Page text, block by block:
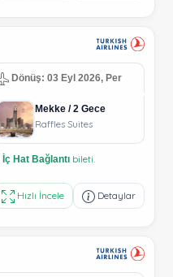
Dönüş: 03 Eyl 2026, Per
Mekke / 2 Gece
Raffles Suites
İç Hat Bağlantıbileti.
Hızlı İncele Detaylar